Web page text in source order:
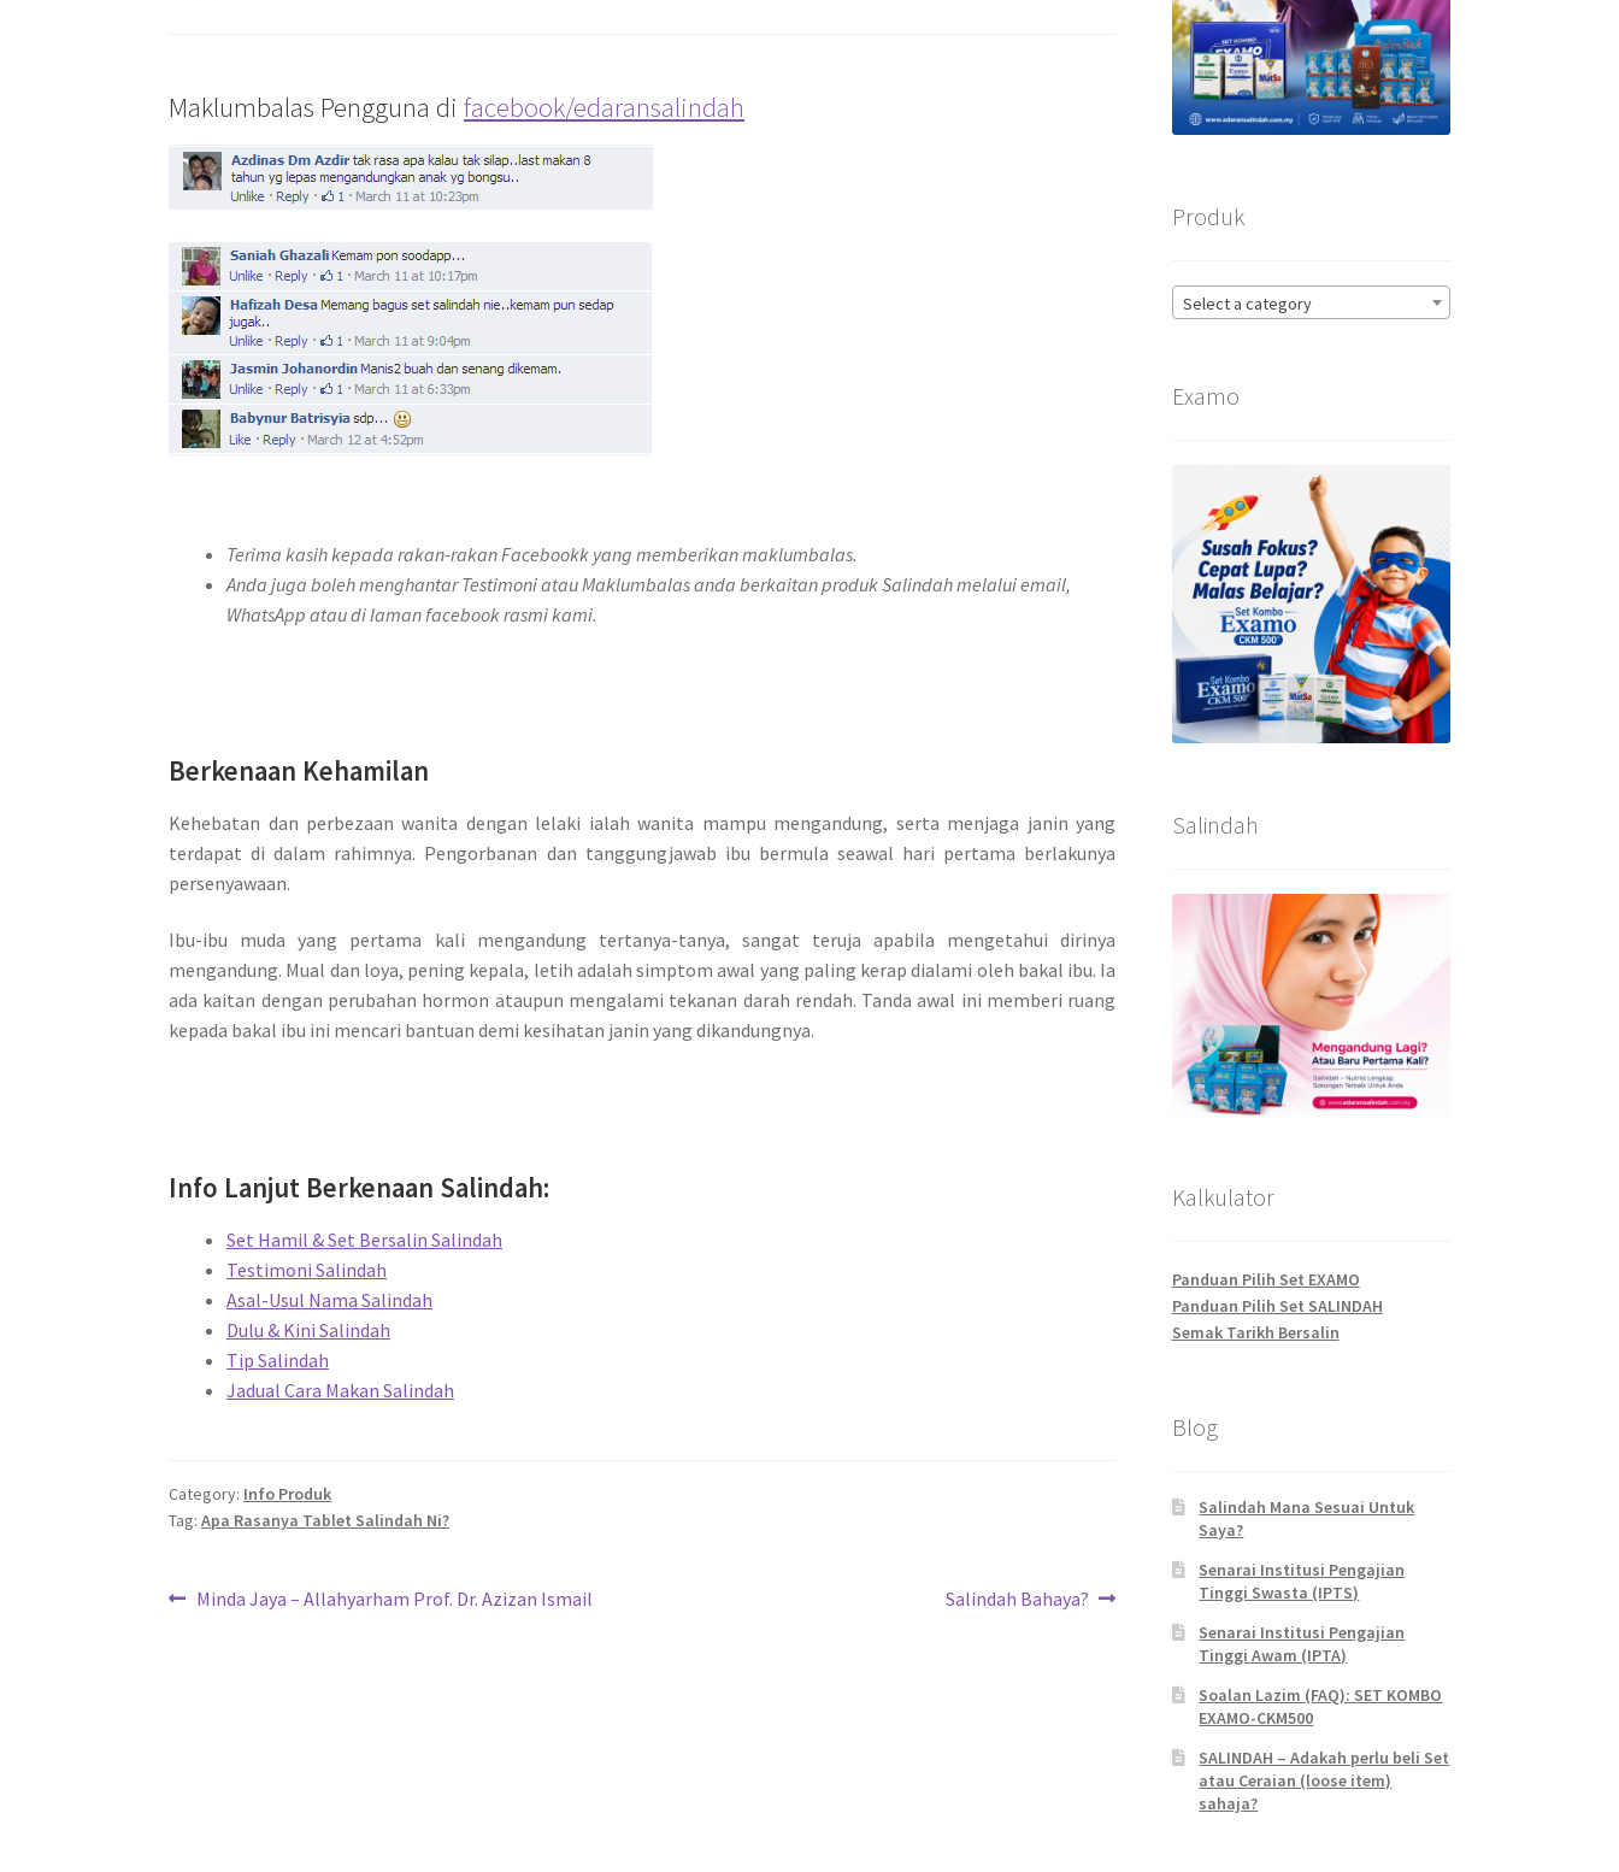
Maklumbalas Pengguna difacebook/edaransalindah
Terima kasih kepada rakan-rakan Facebookk yang memberikan maklumbalas.
Anda juga boleh menghantar Testimoni atau Maklumbalas anda berkaitan produk Salindah melalui email,
WhatsApp atau di laman facebook rasmi kami.
Berkenaan Kehamilan
Kehebatan dan perbezaan wanita dengan lelaki ialah wanita mampu mengandung, serta menjaga janin yang
terdapat di dalam rahimnya. Pengorbanan dan tanggungjawab ibu bermula seawal hari pertama berlakunya
persenyawaan.
Ibu-ibu muda yang pertama kali mengandung tertanya-tanya, sangat teruja apabila mengetahui dirinya
mengandung. Mual dan loya, pening kepala, letih adalah simptom awal yang paling kerap dialami oleh bakal ibu. Ia
ada kaitan dengan perubahan hormon ataupun mengalami tekanan darah rendah. Tanda awal ini memberi ruang
kepada bakal ibu ini mencari bantuan demi kesihatan janin yang dikandungnya.
Info Lanjut Berkenaan Salindah:
Set Hamil & Set Bersalin Salindah
Testimoni Salindah
Asal-Usul Nama Salindah
Dulu & Kini Salindah
Tip Salindah
Jadual Cara Makan Salindah
Category: Info Produk
Tag:Apa Rasanya Tablet Salindah Ni?
Post
Previous
Minda Jaya – Allahyarham Prof. Dr. Azizan Ismail
Next
Salindah Bahaya?
Produk
Select a category
Examo
Salindah
Kalkulator
Panduan Pilih Set EXAMO
Panduan Pilih Set SALINDAH
Semak Tarikh Bersalin
Blog
Salindah Mana Sesuai Untuk
Saya?
Senarai Institusi Pengajian
Tinggi Swasta (IPTS)
Senarai Institusi Pengajian
Tinggi Awam (IPTA)
Soalan Lazim (FAQ): SET KOMBO
EXAMO-CKM500
SALINDAH – Adakah perlu beli Set
atau Ceraian (loose item)
sahaja?